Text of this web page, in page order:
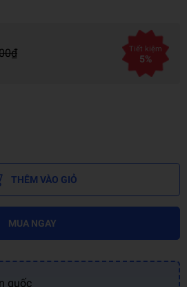
Tiết kiệm
5%
THÊM VÀO GIỎ
MUA NGAY
quốc